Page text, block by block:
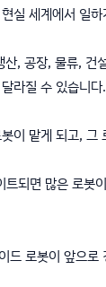
실 세계에서 일
산, 공장, 물류, 건
라질 수 있습니다.
이 맡게 되고, 그
트되면 많은 로봇
드 로봇이 앞으로